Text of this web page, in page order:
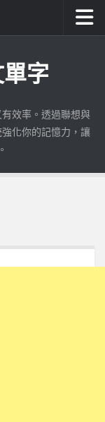
字
效率。透過聯想與
化你的記憶力，讓